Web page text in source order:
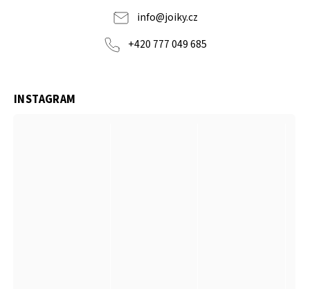
info@joiky.cz
+420 777 049 685
INSTAGRAM